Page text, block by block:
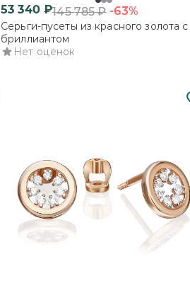
53 340₽145 785₽ -63%
Серьги-пусеты из красного золота с
бриллиантом
Нет оценок